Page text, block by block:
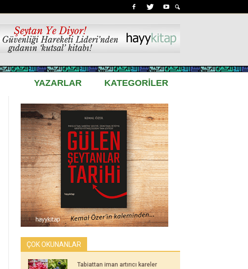
YAZARLAR KATEGORİLER
ÇOK OKUNANLAR
Tabiattan iman artırıcı kareler